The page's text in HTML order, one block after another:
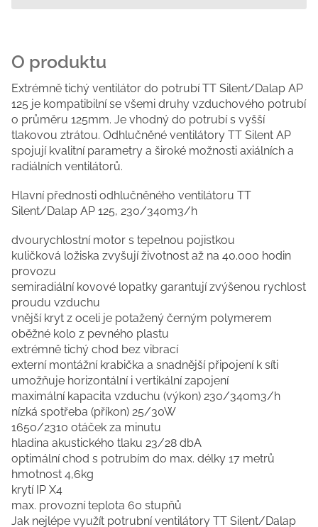
cena:
Extrémně tichý ventilátor do potrubí TT Silent/Dalap AP
125 je kompatibilní se všemi druhy vzduchového potrubí
o průměru 125mm. Je vhodný do potrubí s vyšší
tlakovou ztrátou. Odhlučněné ventilátory TT Silent AP
spojují kvalitní parametry a široké možnosti axiálních a
radiálních ventilátorů.
Hlavní přednosti odhlučněného ventilátoru TT
Silent/Dalap AP 125, 230/340m3/h
dvourychlostní motor s tepelnou pojistkou
kuličková ložiska zvyšují životnost až na 40.000 hodin
provozu
semiradiální kovové lopatky garantují zvýšenou rychlost
proudu vzduchu
vnější kryt z oceli je potažený černým polymerem
oběžné kolo z pevného plastu
extrémně tichý chod bez vibrací
externí montážní krabička a snadnější připojení k síti
umožňuje horizontální i vertikální zapojení
maximální kapacita vzduchu (výkon) 230/340m3/h
nízká spotřeba (příkon) 25/30W
1650/2310 otáček za minutu
hladina akustického tlaku 23/28 dbA
optimální chod s potrubím do max. délky 17 metrů
hmotnost 4,6kg
krytí IP X4
max. provozní teplota 60 stupňů
Jak nejlépe využít potrubní ventilátory TT Silent/Dalap